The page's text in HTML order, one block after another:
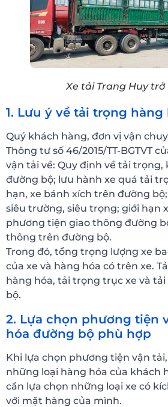
Xe tải Trang Huy
1. Lưu ý về tải trọng hàng
Quý khách hàng, đơn vị vận
Thông tư số 46/2015/TT-BGTVT
vận tải về: Quy định về tải trọng,
đường bộ; lưu hành xe quá tải
hạn, xe bánh xích trên đường
siêu trường, siêu trọng; giới hạn
phương tiện giao thông đường
thông trên đường bộ.
Trong đó, tổng trọng lượng xe
của xe và hàng hóa có trên xe.
hàng hóa, tải trọng trục xe và
bộ.
2. Lựa chọn phương tiện
hóa đường bộ phù hợp
Khi lựa chọn phương tiện vận
những loại hàng hóa của khách
cần lựa chọn những loại xe có
với mặt hàng của mình.